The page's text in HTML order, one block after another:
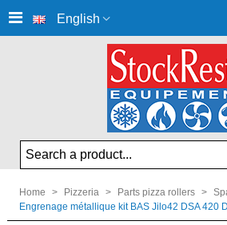
English
Home > Pizzeria > Parts pizza rollers >
Engrenage métallique kit BAS Jilo42 DSA 420